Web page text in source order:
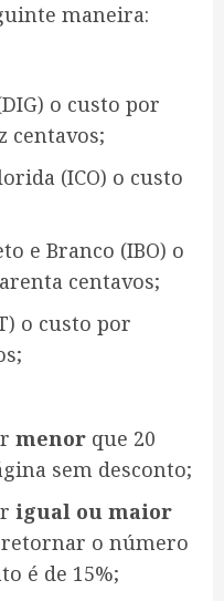
maneira:
o custo por
centavos;
(ICO) o custo
e Branco (IBO) o
centavos;
o custo por
menor que 20
sem desconto;
igual ou maior
retornar o número
é de 15%;